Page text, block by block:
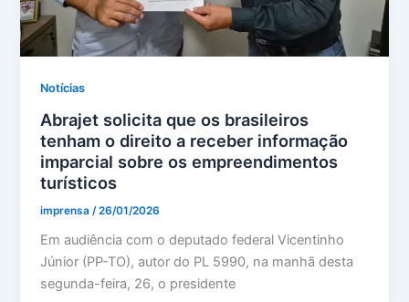
Notícias
Abrajet solicita que os brasileiros
tenham o direito a receber informação
imparcial sobre os empreendimentos
turísticos
imprensa /26/01/2026
Em audiência com o deputado federal Vicentinho
Júnior (PP-TO), autor do PL 5990, na manhã desta
segunda-feira, 26, o presidente